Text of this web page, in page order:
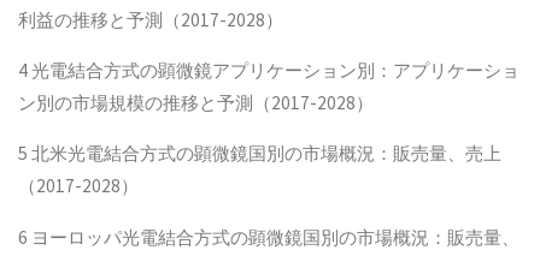
利益の推移と予測（2017-2028）
4 光電結合方式の顕微鏡アプリケーション別：アプリケーショ
ン別の市場規模の推移と予測（2017-2028）
5 北米光電結合方式の顕微鏡国別の市場概況：販売量、売上
（2017-2028）
6 ヨーロッパ光電結合方式の顕微鏡国別の市場概況：販売量、